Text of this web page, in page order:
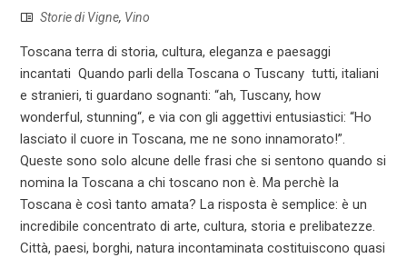
Storie di Vigne, Vino
Toscana terra di storia, cultura, eleganza e paesaggi
incantati Quando parli della Toscana o Tuscany tutti, italiani
e stranieri, ti guardano sognanti: “ah, Tuscany, how
wonderful, stunning“, e via con gli aggettivi entusiastici: “Ho
lasciato il cuore in Toscana, me ne sono innamorato!”.
Queste sono solo alcune delle frasi che si sentono quando si
nomina la Toscana a chi toscano non è. Ma perchè la
Toscana è così tanto amata? La risposta è semplice: è un
incredibile concentrato di arte, cultura, storia e prelibatezze.
Città, paesi, borghi, natura incontaminata costituiscono quasi